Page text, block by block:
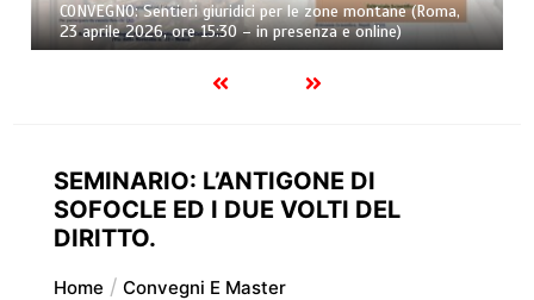
CONVEGNO: Sentieri giuridici per le zone montane (Roma,
23 aprile 2026, ore 15:30 – in presenza e online)
SEMINARIO: L’ANTIGONE DI
SOFOCLE ED I DUE VOLTI DEL
DIRITTO.
Home Convegni E Master